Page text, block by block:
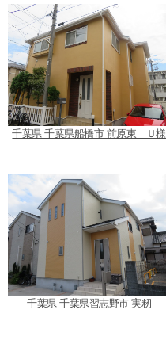
千葉県 千葉県船橋市 前原東 Ｕ様
千葉県 千葉県習志野市 実籾